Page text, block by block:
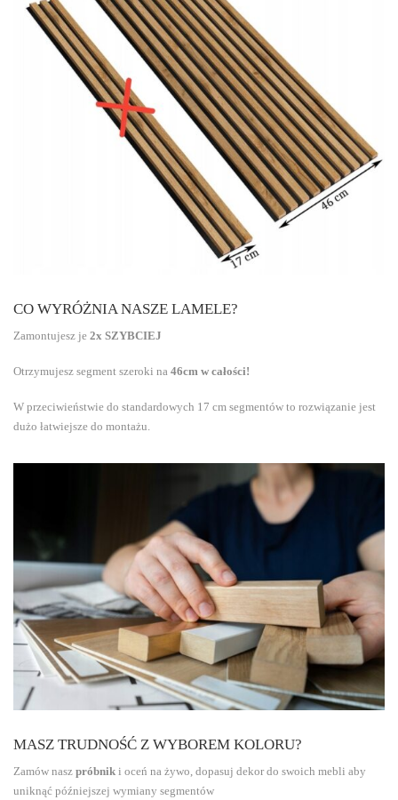
CO WYRÓŻNIA NASZE LAMELE?
Zamontujesz je 2x SZYBCIEJ
Otrzymujesz segment szeroki na 46cm w całości!
W przeciwieństwie do standardowych 17 cm segmentów to rozwiązanie jest
dużo łatwiejsze do montażu.
MASZ TRUDNOŚĆ Z WYBOREM KOLORU?
Zamów nasz próbnik i oceń na żywo, dopasuj dekor do swoich mebli aby
uniknąć późniejszej wymiany segmentów